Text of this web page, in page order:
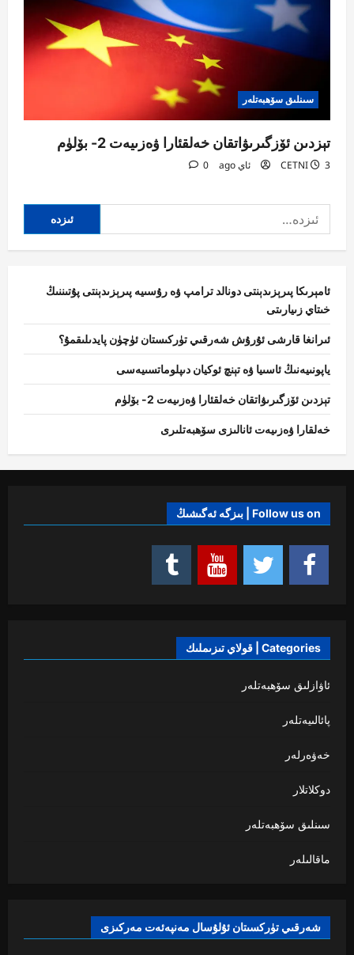
سىنلىق سۆھبەتلەر
تېزدىن ئۆزگىرىۋاتقان خەلقئارا ۋەزىيەت 2- بۆلۈم
CETNI 3 ئاي ago 0
ئامېرىكا پىرېزىدېنتى دونالد ترامپ ۋە رۇسىيە پىرېزىدېنتى پۇتىننىڭ
خىتاي زىيارىتى
ئىرانغا قارشى ئۇرۇش شەرقىي تۈركىستان ئۈچۈن پايدىلىقمۇ؟
ياپونىيەنىڭ ئاسىيا ۋە تېنچ ئوكيان دىپلوماتسىيەسى
تېزدىن ئۆزگىرىۋاتقان خەلقئارا ۋەزىيەت 2- بۆلۈم
خەلقارا ۋەزىيەت ئانالىزى سۆھبەتلىرى
Follow us on | بىزگە ئەگىشىڭ
Categories | قولاي تىزىملىك
ئاۋازلىق سۆھبەتلەر
پائالىيەتلەر
خەۋەرلەر
دوكلاتلار
سىنلىق سۆھبەتلەر
ماقالىلەر
شەرقىي تۈركسىتان ئۇلۇسال مەنپەئەت مەركىزى